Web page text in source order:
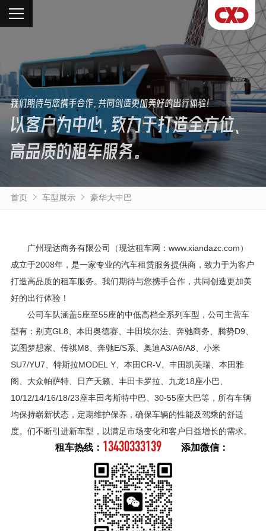
我们期待与您携手合作，共同创造更加美好的出行体验！
以客户为中心，致力于打造全方位、
高品质的租车服务。
首页 车型展示 豪华大中巴
广州现达商务有限公司（现达租车网：www.xiandazc.com）
成立于2008年，是一家专业的汽车租赁服务提供商，致力于为客户
打造高品质的租车服务。我们期待与您携手合作，共同创造更加美
好的出行体验！
公司车队涵盖5座至55座的中低高档全系列车型，公司主营车
型有：别克GL8、本田奥德赛、丰田埃尔法、奔驰商务、腾势D9、
岚图梦想家、传祺M8、奔驰E/S系、奥迪A3/A6/A8、小米
SU7/YU7、特斯拉MODEL Y、本田CR-V、丰田凯美瑞、本田雅
阁、大众帕萨特、日产天籁、丰田卡罗拉、九龙18座小巴、
10/12/14/16/18/23座丰田考斯特中巴、30-55座大巴等，所有车辆
均保持崭新状态，定期维护保养，确保车辆的性能及驾乘的舒适
度。们不断引进新车型，以满足市场变化和客户日益增长的需求。
租车热线： 13430333139 添加微信：